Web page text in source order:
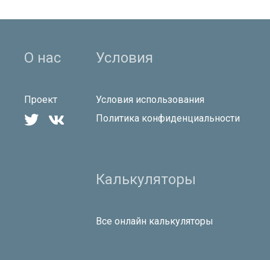
О нас
Проект
 
Условия
Условия использования
Политика конфиденциальности
Калькуляторы
Все онлайн калькуляторы